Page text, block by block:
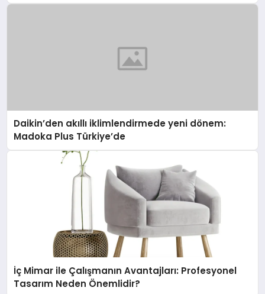
Daikin’den akıllı iklimlendirmede yeni dönem:
Madoka Plus Türkiye’de
İç Mimar ile Çalışmanın Avantajları: Profesyonel
Tasarım Neden Önemlidir?